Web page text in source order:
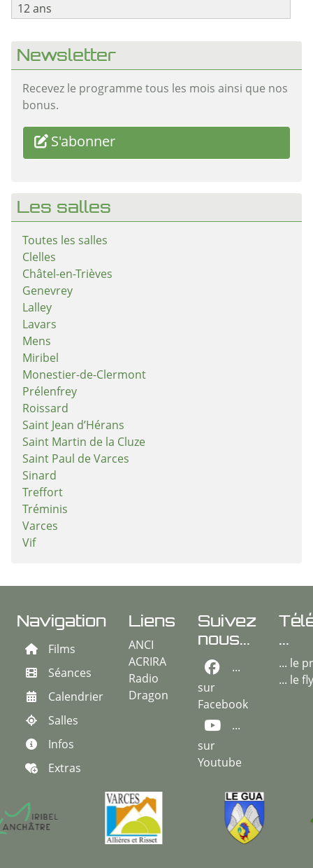
12 ans
Newsletter
Recevez le programme tous les mois ainsi que nos
bonus.
S'abonner
Les salles
Toutes les salles
Clelles
Châtel-en-Trièves
Genevrey
Lalley
Lavars
Mens
Miribel
Monestier-de-Clermont
Prélenfrey
Roissard
Saint Jean d’Hérans
Saint Martin de la Cluze
Saint Paul de Varces
Sinard
Treffort
Tréminis
Varces
Vif
Navigation
Films
Séances
Calendrier
Salles
Infos
Extras
Liens
ANCI
ACRIRA
Radio
Dragon
Suivez
nous...
...
sur
Facebook
...
sur
Youtube
...
... le
... le